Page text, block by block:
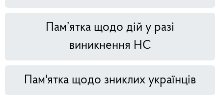
Пам’ятка щодо дій у разі
виникнення НС
Пам'ятка щодо зниклих українців